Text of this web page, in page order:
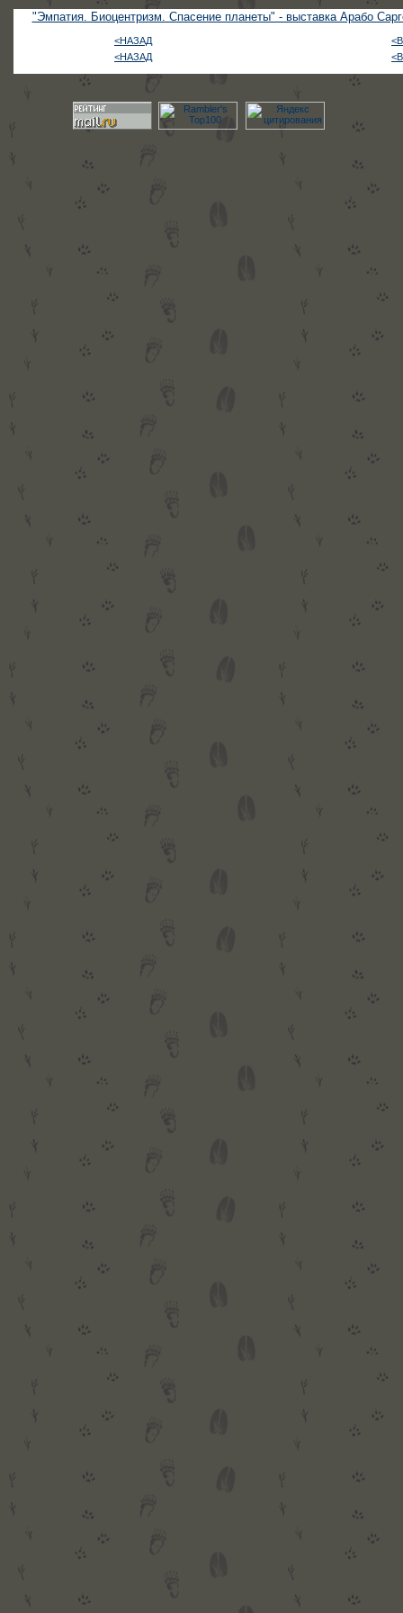
"Эмпатия. Биоцентризм. Спасение планеты" - выставка Арабо
<НАЗАД
<НАЗАД